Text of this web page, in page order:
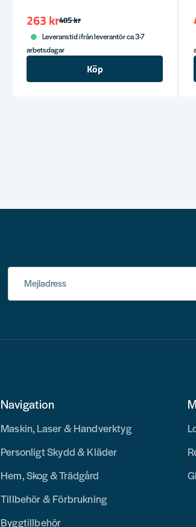
405 kr
263 kr
Leveranstid ifrån leverantör ca 3-7
arbetsdagar
Köp
Mejladress
Navigation
Maskin, Laser & Handverktyg
Personligt Skydd & Kläder
Hem, Skog & Trädgård
Tillbehör & Förbrukning
Byggtillbehör